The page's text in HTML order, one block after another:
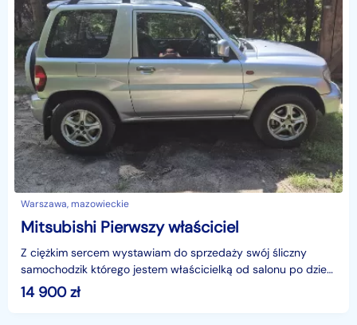
Warszawa, mazowieckie
Mitsubishi Pierwszy właściciel
Z ciężkim sercem wystawiam do sprzedaży swój śliczny
samochodzik którego jestem właścicielką od salonu po dzień
dzisiejszy.Samochód ma mały przebieg i nie jest
14 900zł